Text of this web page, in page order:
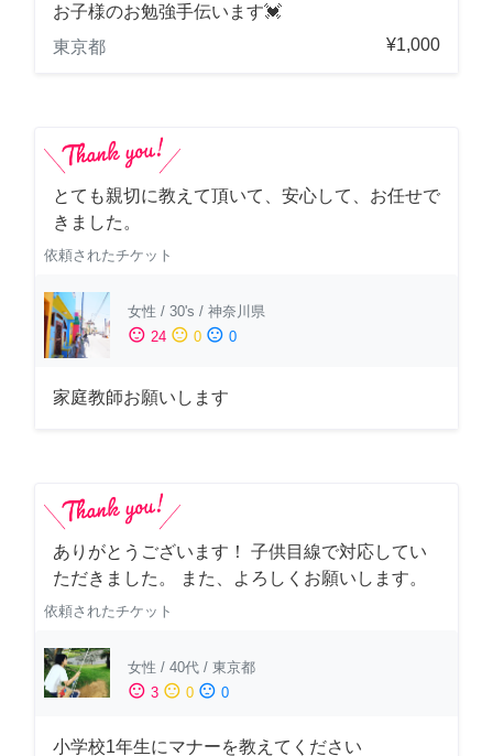
お子様のお勉強手伝います💓
東京都
¥1,000
とても親切に教えて頂いて、安心して、お任せで
きました。
依頼されたチケット
女性 / 30's / 神奈川県
sentiment_satisfied 24 sentiment_neutral 0 sentiment_dissatisfied 0
家庭教師お願いします
ありがとうございます！ 子供目線で対応してい
ただきました。 また、よろしくお願いします。
依頼されたチケット
女性 / 40代 / 東京都
sentiment_satisfied 3 sentiment_neutral 0 sentiment_dissatisfied 0
小学校1年生にマナーを教えてください